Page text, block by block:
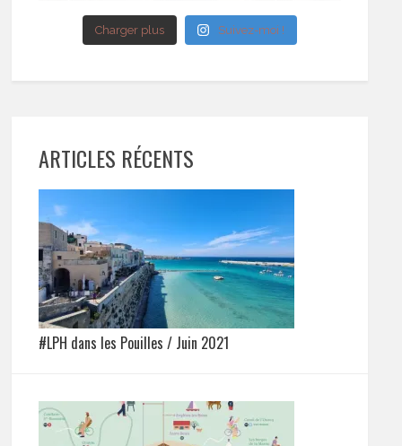
Charger plus Suivez-moi !
ARTICLES RÉCENTS
#LPH dans les Pouilles / Juin 2021